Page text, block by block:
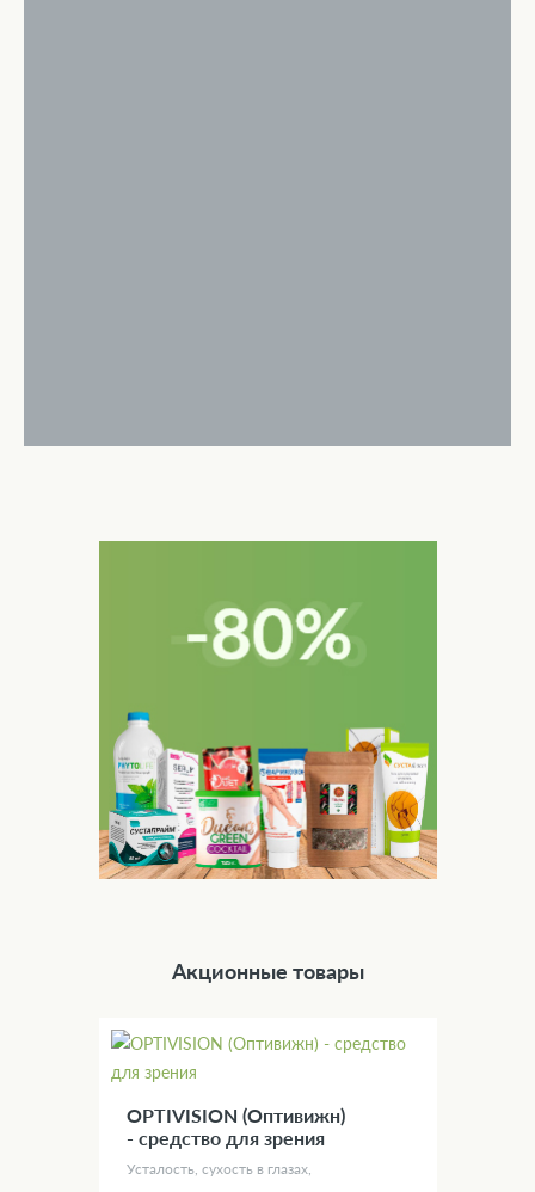
Акционные товары
OPTIVISION (Оптивижн)
- средство для зрения
Усталость, сухость в глазах,